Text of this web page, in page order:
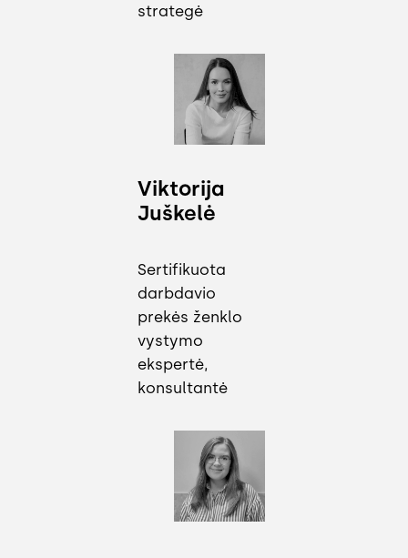
strategė
Viktorija
Juškelė
Sertifikuota
darbdavio
prekės ženklo
vystymo
ekspertė,
konsultantė